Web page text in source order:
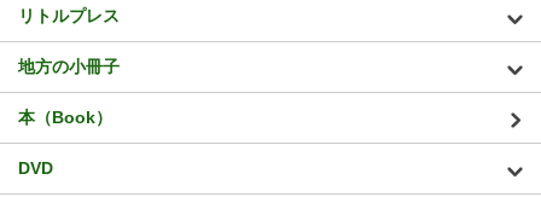
リトルプレス
地方の小冊子
本（Book）
DVD